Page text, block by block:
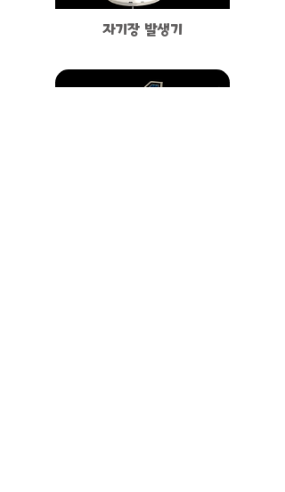
자기장 발생기